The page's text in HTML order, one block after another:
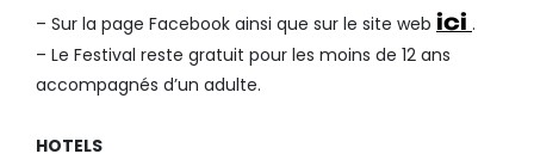
– Sur la page Facebook ainsi que sur le site web ici .
– Le Festival reste gratuit pour les moins de 12 ans
accompagnés d’un adulte.
HOTELS